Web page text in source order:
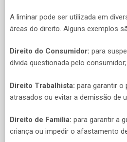
A liminar pode ser utilizada em
áreas do direito. Alguns exemplos
Direito do Consumidor: para
dívida questionada pelo consumidor;
Direito Trabalhista: para garantir o
atrasados ou evitar a demissão de
Direito de Família: para garantir a
criança ou impedir o afastamento